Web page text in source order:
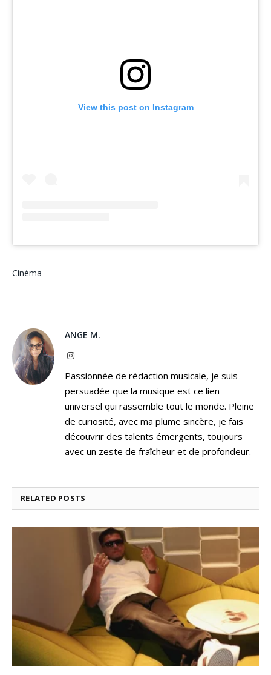
View this post on Instagram
Cinéma
ANGE M.
Instagram
Passionnée de rédaction musicale, je suis
persuadée que la musique est ce lien
universel qui rassemble tout le monde. Pleine
de curiosité, avec ma plume sincère, je fais
découvrir des talents émergents, toujours
avec un zeste de fraîcheur et de profondeur.
RELATED POSTS